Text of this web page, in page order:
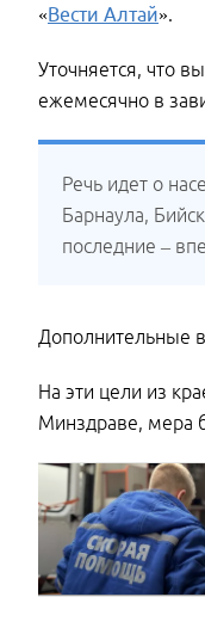
«Вести Алтай».
Уточняется, что
ежемесячно в
Речь идет о
Барнаула,
последние –
Дополнительные
На эти цели из
Минздраве, мера